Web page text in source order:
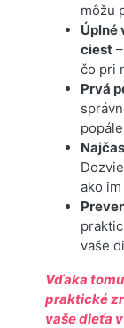
môžu
Úplné
ciest
čo pri
Prvá
ako
vaše
Vďaka
praktické
vaše dieťa